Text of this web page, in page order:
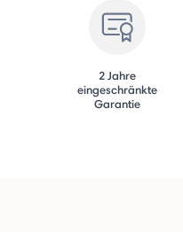
2 Jahre
eingeschränkte
Garantie